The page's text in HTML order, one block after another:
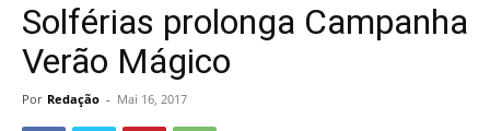
Solférias prolonga Campanha
Verão Mágico
Por Redação - Mai 16, 2017